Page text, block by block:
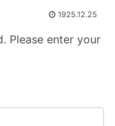
1925.12.25
Please enter your